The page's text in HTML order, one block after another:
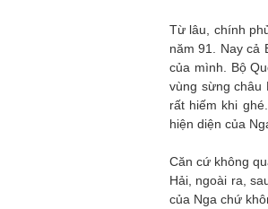
Từ lâu, chính
năm 91. Nay cả
của mình. Bộ
vùng sừng châu
rất hiếm khi
hiện diện của
Căn cứ không
Hải, ngoài ra,
của Nga chứ